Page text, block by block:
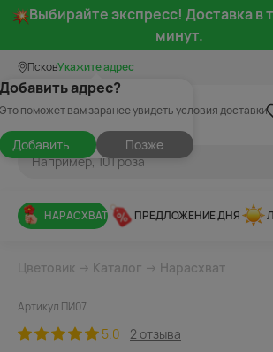
Выбирайте экспресс! Доставка в
минут.
ПсковУкажите адрес
адрес?
поможет вам заранее увидеть условия доставки
Добавить Позже
НАРАСХВАТ ПРЕДЛОЖЕНИЕ ДНЯ
Цветовик → Каталог → Нарасхват
Артикул ПИ07
5.0 2 отзыва